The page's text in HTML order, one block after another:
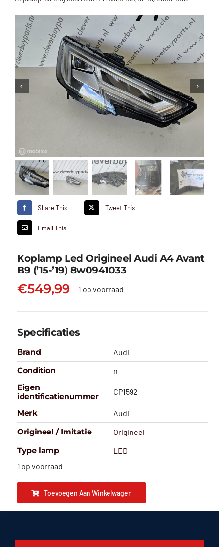
Share This Tweet This
Email This
Koplamp Led Origineel Audi A4 Avant
B9 (’15-’19) 8w0941033
€549,99 1 op voorraad
Specificaties
Brand
Audi
Condition
n
Eigen
identificatienummer
CP1592
Merk
Audi
Origineel / Imitatie
Origineel
Type lamp
LED
1 op voorraad
Toevoegen Aan Winkelwagen